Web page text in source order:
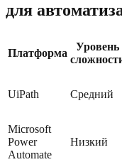
для
Платформа
Уровень
UiPath Средний
Microsoft
Power
Automate
Низкий